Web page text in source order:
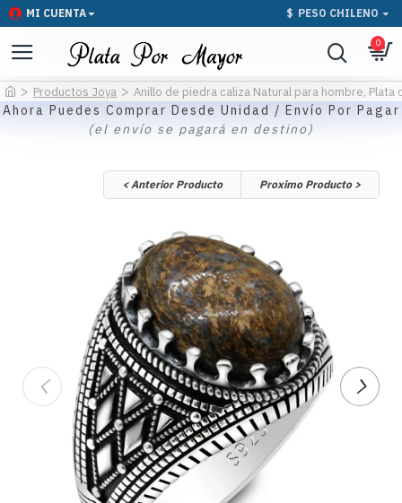
MI CUENTA $ PESO CHILENO
0
Productos Joya Anillo de piedra caliza Natural para hombre,
Ahora Puedes Comprar Desde Unidad / Envío Por Pagar
(el envío se pagará en destino)
< Anterior Producto Proximo Producto >